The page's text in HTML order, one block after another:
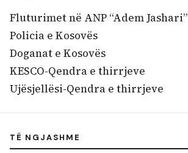
Fluturimet në ANP “Adem Jashari”
Policia e Kosovës
Doganat e Kosovës
KESCO-Qendra e thirrjeve
Ujësjellësi-Qendra e thirrjeve
TË NGJASHME